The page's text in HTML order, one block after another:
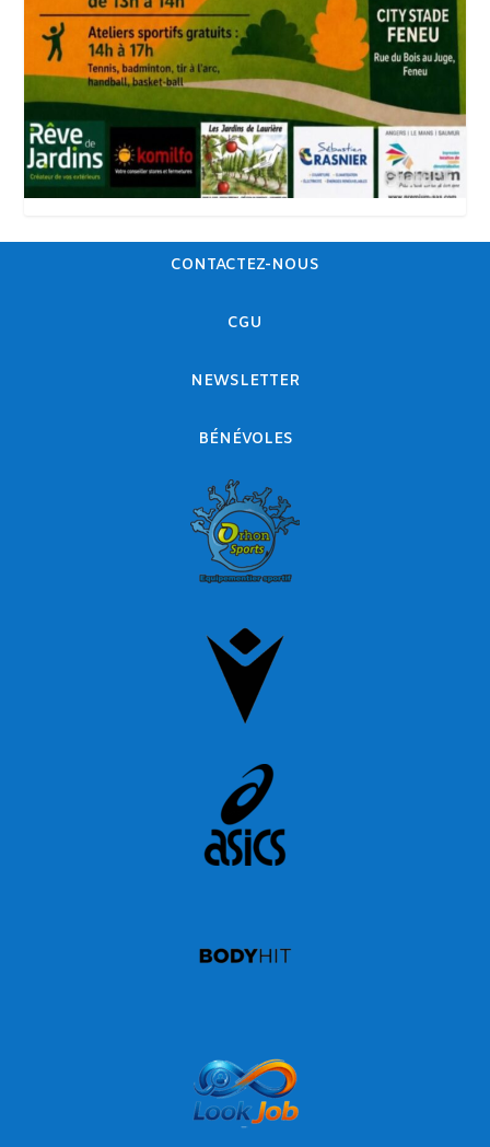
CONTACTEZ-NOUS
CGU
NEWSLETTER
BÉNÉVOLES